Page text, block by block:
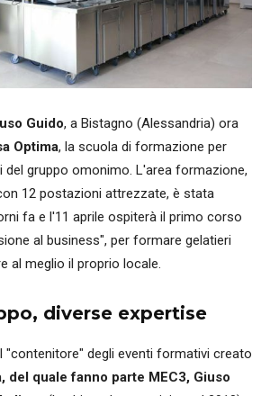
Guido, a Bistagno (Alessandria) ora
Optima, la scuola di formazione per
del gruppo omonimo. L'area formazione,
12 postazioni attrezzate, è stata
fa e l'11 aprile ospiterà il primo corso
al business", per formare gelatieri
al meglio il proprio locale.
diverse expertise
"contenitore" degli eventi formativi creato
del quale fanno parte MEC3, Giuso